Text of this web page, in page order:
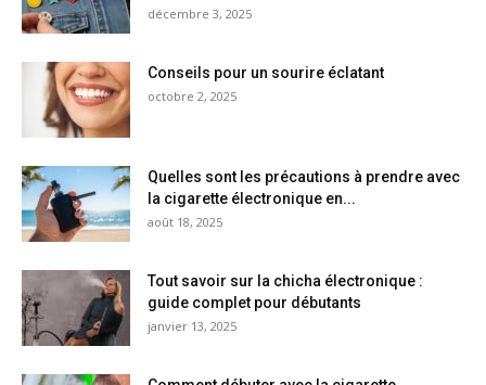
décembre 3, 2025
Conseils pour un sourire éclatant
octobre 2, 2025
Quelles sont les précautions à prendre avec
la cigarette électronique en...
août 18, 2025
Tout savoir sur la chicha électronique :
guide complet pour débutants
janvier 13, 2025